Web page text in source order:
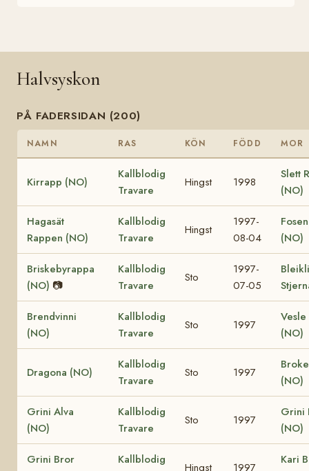
Halvsyskon
PÅ FADERSIDAN (200)
NAMN RAS KÖN FÖDD MOR
Kirrapp (NO)
Kallblodig
Travare
Hingst 1998
Slett
(NO)
Hagasät
Rappen (NO)
Kallblodig
Travare
Hingst
1997-
08-04
(NO)
Briskebyrappa
(NO) 📷
Kallblodig
Travare
Sto
1997-
07-05
Bleikli
Brendvinni
(NO)
Kallblodig
Travare
Sto 1997
(NO)
Dragona (NO)
Kallblodig
Travare
Sto 1997
(NO)
Grini Alva
(NO)
Kallblodig
Travare
Sto 1997
Grini
(NO)
Grini Bror
Kallblodig
Hingst 1997
Kari